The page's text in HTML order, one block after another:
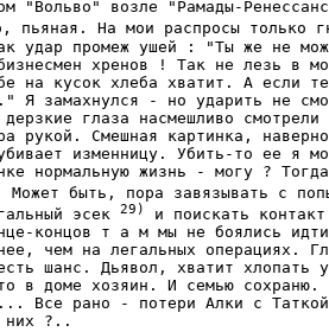
пьяная. На мои распросы только
удар промеж ушей : "Ты же не
хренов ! Так не лезь в
на кусок хлеба хватит. А если
Я замахнулся - но ударить не
глаза насмешливо
рукой. Смешная картинка,
изменницу. Убить-то ее я
быть, пора завязывать с
эсек 29)
и поискать
концов т а м мы не боялись
чем на легальных операциях.
шанс. Дьявол, хватит хлопать
в доме хозяин. И семью сохраню.
Все рано - потери Алки с
них ?..